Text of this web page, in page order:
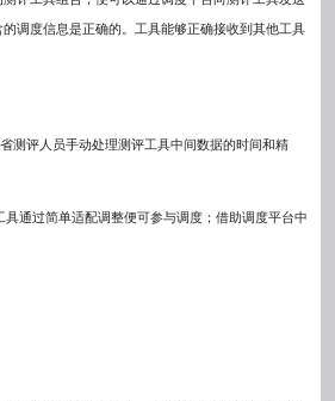
调度信息是正确的。工具能够正确接收到其他工具
测评人员手动处理测评工具中间数据的时间和精
通过简单适配调整便可参与调度；借助调度平台中